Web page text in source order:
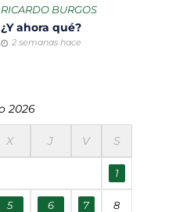
RICARDO BURGOS
¿Y ahora qué?
2 semanas hace
2026
X J V S
1
5 6 7 8